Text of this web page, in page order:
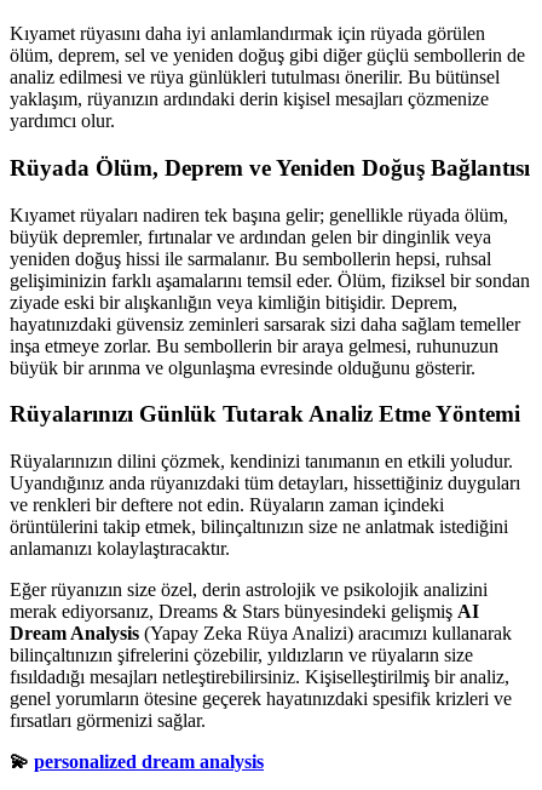
Kıyamet rüyasını daha iyi anlamlandırmak için rüyada görülen
ölüm, deprem, sel ve yeniden doğuş gibi diğer güçlü sembollerin de
analiz edilmesi ve rüya günlükleri tutulması önerilir. Bu bütünsel
yaklaşım, rüyanızın ardındaki derin kişisel mesajları çözmenize
yardımcı olur.
Rüyada Ölüm, Deprem ve Yeniden Doğuş Bağlantısı
Kıyamet rüyaları nadiren tek başına gelir; genellikle rüyada ölüm,
büyük depremler, fırtınalar ve ardından gelen bir dinginlik veya
yeniden doğuş hissi ile sarmalanır. Bu sembollerin hepsi, ruhsal
gelişiminizin farklı aşamalarını temsil eder. Ölüm, fiziksel bir sondan
ziyade eski bir alışkanlığın veya kimliğin bitişidir. Deprem,
hayatınızdaki güvensiz zeminleri sarsarak sizi daha sağlam temeller
inşa etmeye zorlar. Bu sembollerin bir araya gelmesi, ruhunuzun
büyük bir arınma ve olgunlaşma evresinde olduğunu gösterir.
Rüyalarınızı Günlük Tutarak Analiz Etme Yöntemi
Rüyalarınızın dilini çözmek, kendinizi tanımanın en etkili yoludur.
Uyandığınız anda rüyanızdaki tüm detayları, hissettiğiniz duyguları
ve renkleri bir deftere not edin. Rüyaların zaman içindeki
örüntülerini takip etmek, bilinçaltınızın size ne anlatmak istediğini
anlamanızı kolaylaştıracaktır.
Eğer rüyanızın size özel, derin astrolojik ve psikolojik analizini
merak ediyorsanız, Dreams & Stars bünyesindeki gelişmiş AI
Dream Analysis (Yapay Zeka Rüya Analizi) aracımızı kullanarak
bilinçaltınızın şifrelerini çözebilir, yıldızların ve rüyaların size
fısıldadığı mesajları netleştirebilirsiniz. Kişiselleştirilmiş bir analiz,
genel yorumların ötesine geçerek hayatınızdaki spesifik krizleri ve
fırsatları görmenizi sağlar.
💫 personalized dream analysis